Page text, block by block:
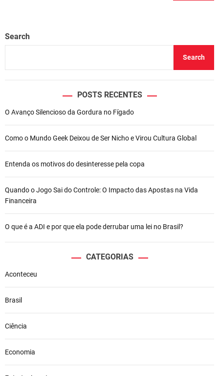
Search
Search
POSTS RECENTES
O Avanço Silencioso da Gordura no Fígado
Como o Mundo Geek Deixou de Ser Nicho e Virou Cultura Global
Entenda os motivos do desinteresse pela copa
Quando o Jogo Sai do Controle: O Impacto das Apostas na Vida
Financeira
O que é a ADI e por que ela pode derrubar uma lei no Brasil?
CATEGORIAS
Aconteceu
Brasil
Ciência
Economia